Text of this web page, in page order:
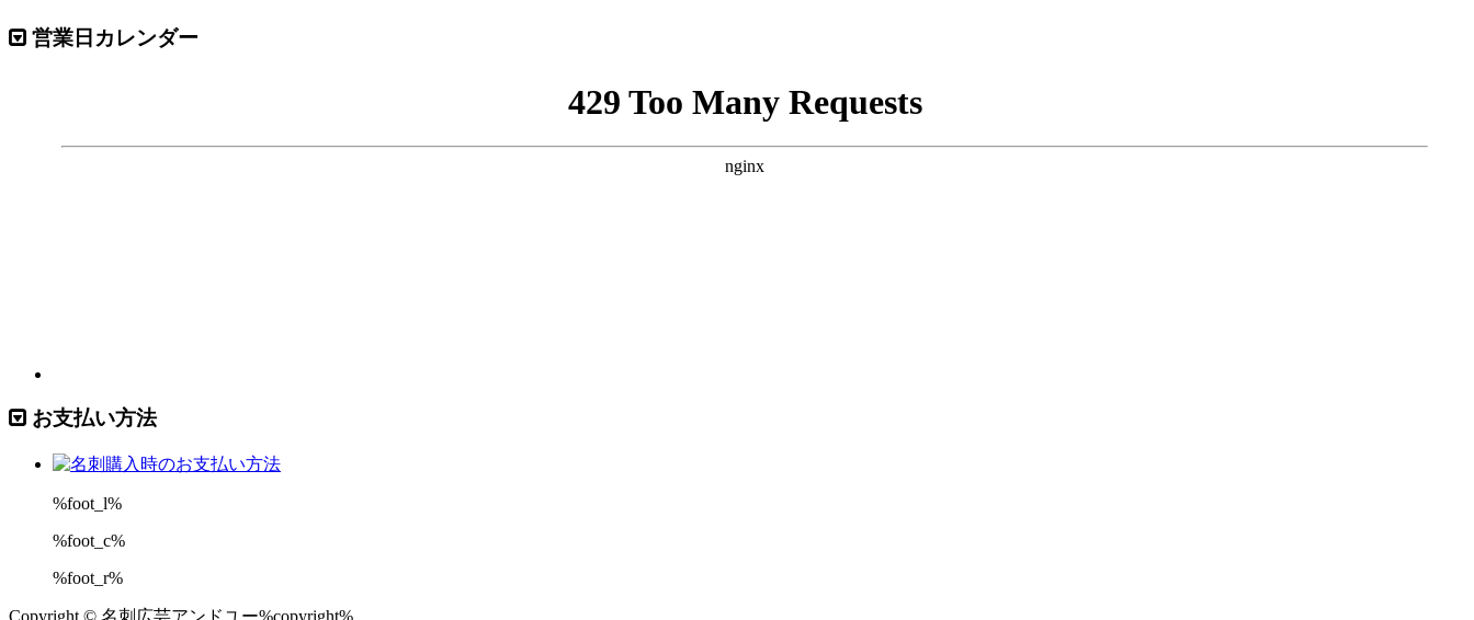
営業日カレンダー
お支払い方法
%foot_l%
%foot_c%
%foot_r%
Copyright © 名刺広芸アンドユー%copyright%